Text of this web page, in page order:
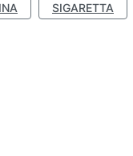
SIGARETTA